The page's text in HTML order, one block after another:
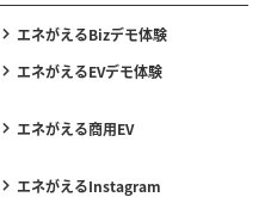
エネがえるBizデモ体験
エネがえるEVデモ体験
エネがえる商用EV
エネがえるInstagram